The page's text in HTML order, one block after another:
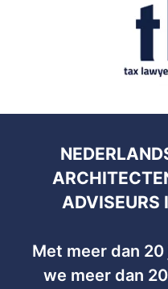
ADVISEURS
Met meer dan
we meer dan